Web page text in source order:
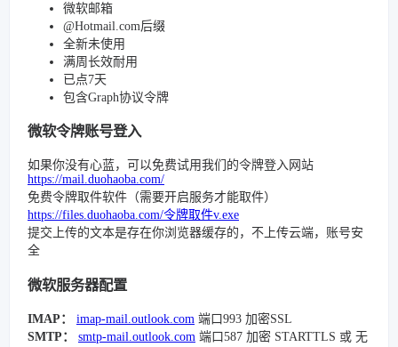
微软邮箱
@Hotmail.com后缀
全新未使用
满周长效耐用
已点7天
包含Graph协议令牌
微软令牌账号登入
如果你没有心蓝，可以免费试用我们的令牌登入网站
https://mail.duohaoba.com/
免费令牌取件软件（需要开启服务才能取件）
https://files.duohaoba.com/令牌取件v.exe
提交上传的文本是存在你浏览器缓存的，不上传云端，账号安
全
微软服务器配置
IMAP： imap-mail.outlook.com 端口993 加密SSL
SMTP：
smtp-mail.outlook.com 端口587 加密 STARTTLS 或 无